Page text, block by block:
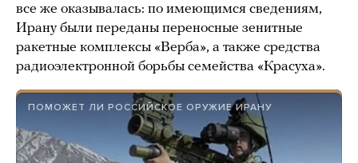
все же оказывалась: по имеющимся сведениям,
Ирану были переданы переносные зенитные
ракетные комплексы «Верба», а также средства
радиоэлектронной борьбы семейства «Красуха».
ПОМОЖЕТ ЛИ РОССИЙСКОЕ ОРУЖИЕ ИРАНУ